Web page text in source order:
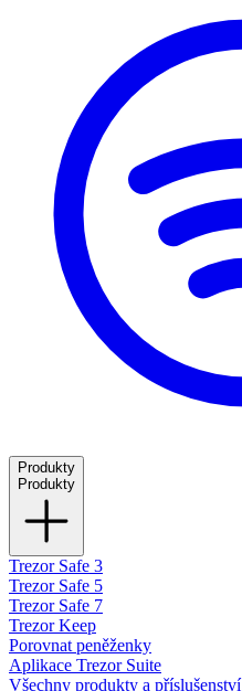
Produkty
Produkty
Trezor Safe 3
Trezor Safe 5
Trezor Safe 7
Trezor Keep
Porovnat peněženky
Aplikace Trezor Suite
Všechny produkty a příslušenství